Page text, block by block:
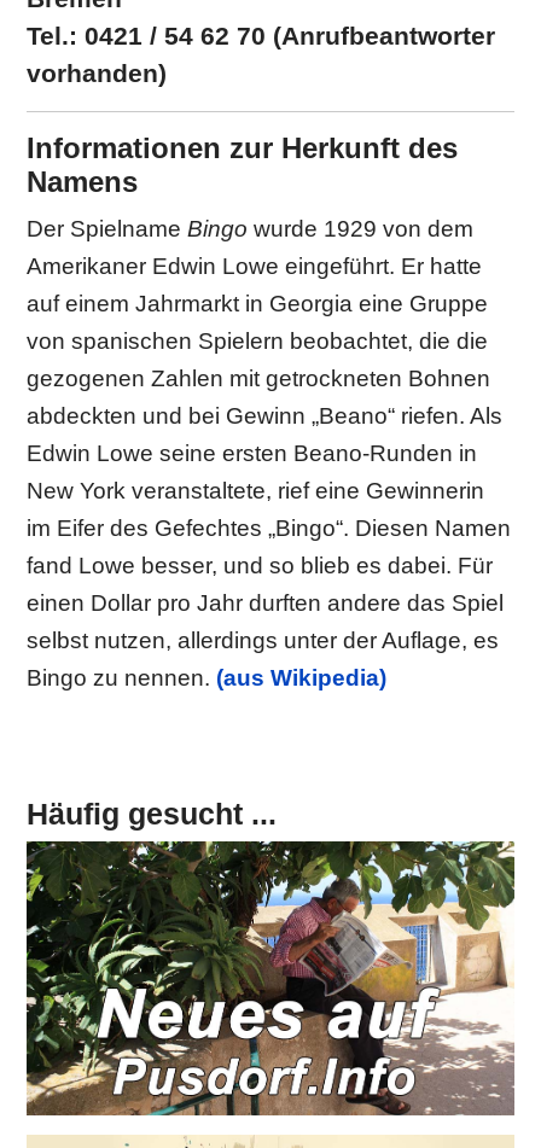
Tel.: 0421 / 54 62 70 (Anrufbeantworter
vorhanden)
Informationen zur Herkunft des
Namens
Der SpielnameBingo wurde 1929 von dem
Amerikaner Edwin Lowe eingeführt. Er hatte
auf einem Jahrmarkt in Georgia eine Gruppe
von spanischen Spielern beobachtet, die die
gezogenen Zahlen mit getrockneten Bohnen
abdeckten und bei Gewinn „Beano“ riefen. Als
Edwin Lowe seine ersten Beano-Runden in
New York veranstaltete, rief eine Gewinnerin
im Eifer des Gefechtes „Bingo“. Diesen Namen
fand Lowe besser, und so blieb es dabei. Für
einen Dollar pro Jahr durften andere das Spiel
selbst nutzen, allerdings unter der Auflage, es
Bingo zu nennen. (aus Wikipedia)
Häufig gesucht ...